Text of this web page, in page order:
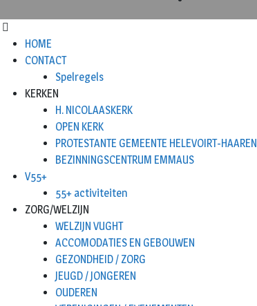
HOME
CONTACT
Spelregels
KERKEN
H. NICOLAASKERK
OPEN KERK
PROTESTANTE GEMEENTE HELEVOIRT-HAAREN
BEZINNINGSCENTRUM EMMAUS
V55+
55+ activiteiten
ZORG/WELZIJN
WELZIJN VUGHT
ACCOMODATIES EN GEBOUWEN
GEZONDHEID / ZORG
JEUGD / JONGEREN
OUDEREN